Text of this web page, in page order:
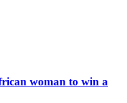
woman to win a